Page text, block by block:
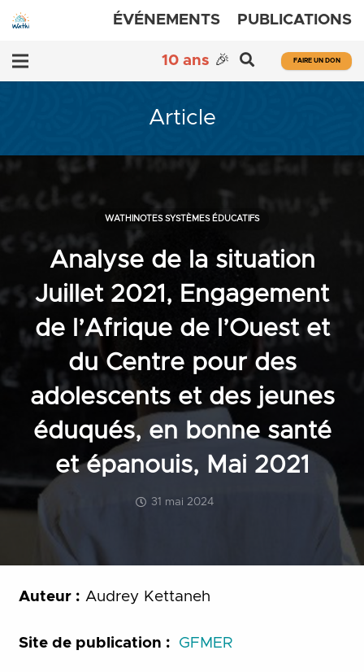
ÉVÉNEMENTS PUBLICATIONS
10 ans 🎉 FAIRE UN DON
Article
Analyse de la situation
Juillet 2021, Engagement
de l’Afrique de l’Ouest et
du Centre pour des
adolescents et des jeunes
éduqués, en bonne santé
et épanouis, Mai 2021
31 mai 2024
WATHINOTES SYSTÈMES ÉDUCATIFS
Auteur : Audrey Kettaneh
Site de publication : GFMER